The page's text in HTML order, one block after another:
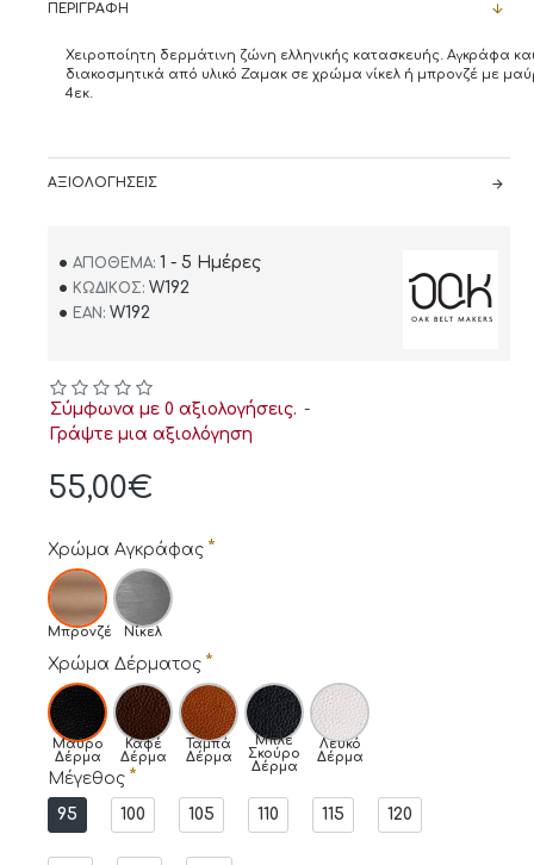
ΠΕΡΙΓΡΑΦΉ
Χειροποίητη δερμάτινη ζώνη ελληνικής κατασκευής. Αγκράφα
διακοσμητικά από υλικό Ζαμακ σε χρώμα νίκελ ή μπρονζέ με
4εκ.
ΑΞΙΟΛΟΓΉΣΕΙΣ
ΑΠΌΘΕΜΑ: 1 - 5 Ημέρες
ΚΩΔΙΚΌΣ: W192
EAN: W192
Σύμφωνα με 0 αξιολογήσεις. -
Γράψτε μια αξιολόγηση
55,00€
Χρώμα Αγκράφας
Μπρονζέ Νίκελ
Χρώμα Δέρματος
Μαύρο
Δέρμα
Καφέ
Δέρμα
Ταμπά
Δέρμα
Μπλε
Σκούρο
Δέρμα
Λευκό
Δέρμα
Μέγεθος
95
100 105 110 115 120